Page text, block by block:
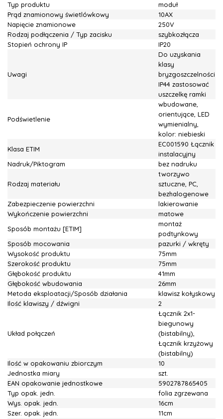
Typ produktu
moduł
Prąd znamionowy świetlówkowy
10AX
Napięcie znamionowe
250V
Rodzaj podłączenia / Typ zacisku
szybkozłącza
Stopień ochrony IP
IP20
Uwagi
Do uzyskania
klasy
bryzgoszczelności
IP44 zastosować
uszczelkę ramki
Podświetlenie
wbudowane,
orientujące, LED
wymienialny,
kolor: niebieski
Klasa ETIM
EC001590 Łącznik
instalacyjny
Nadruk/Piktogram
bez nadruku
Rodzaj materiału
tworzywo
sztuczne, PC,
bezhalogenowe
Zabezpieczenie powierzchni
lakierowanie
Wykończenie powierzchni
matowe
Sposób montażu [ETIM]
montaż
podtynkowy
Sposób mocowania
pazurki / wkręty
Wysokość produktu
75mm
Szerokość produktu
75mm
Głębokość produktu
41mm
Głębokość wbudowania
26mm
Metoda eksploatacji/Sposób działania
klawisz kołyskowy
Ilość klawiszy / dźwigni
2
Układ połączeń
Łącznik 2x1-
biegunowy
(bistabilny),
Łącznik krzyżowy
(bistabilny)
Ilość w opakowaniu zbiorczym
10
Jednostka miary
szt.
EAN opakowanie jednostkowe
5902787865405
Typ opak. jedn.
folia zgrzewana
Wys. opak. jedn.
16cm
Szer. opak. jedn.
11cm